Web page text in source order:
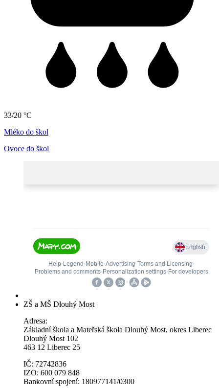
33/20 °C
Mléko do škol
Ovoce do škol
ZŠ a MŠ Dlouhý Most
Adresa:
Základní škola a Mateřská škola Dlouhý Most, okres Liberec
Dlouhý Most 102
463 12 Liberec 25
IČ: 72742836
IZO: 600 079 848
Bankovní spojení: 180977141/0300